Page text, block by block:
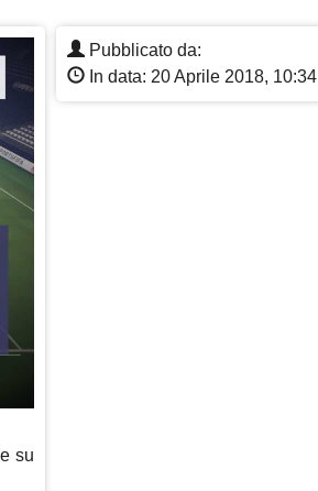
Pubblicato da:
In data: 20 Aprile 2018, 10:34
su